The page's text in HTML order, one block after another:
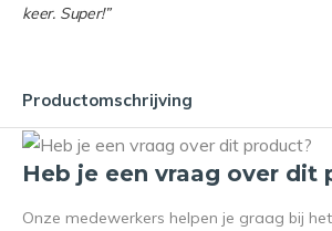
keer. Super!”
Productomschrijving
Heb je een vraag over dit
Onze medewerkers helpen je graag bij